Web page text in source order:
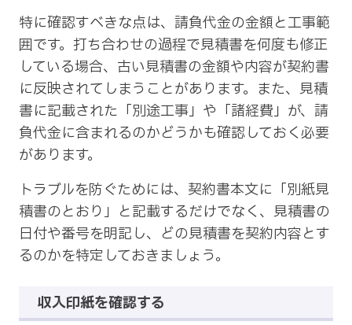
特に確認すべきな点は、請負代金の金額と工事範
囲です。打ち合わせの過程で見積書を何度も修正
している場合、古い見積書の金額や内容が契約書
に反映されてしまうことがあります。また、見積
書に記載された「別途工事」や「諸経費」が、請
負代金に含まれるのかどうかも確認しておく必要
があります。
トラブルを防ぐためには、契約書本文に「別紙見
積書のとおり」と記載するだけでなく、見積書の
日付や番号を明記し、どの見積書を契約内容とす
るのかを特定しておきましょう。
収入印紙を確認する